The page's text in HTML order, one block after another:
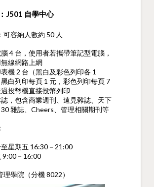
J501 自學中心
可容納人數約 50 人
4 台，使用者若攜帶筆記型電腦，
線網路上網
機 2 台（黑白及彩色列印各 1
白列印每頁 1 元，彩色列印每頁 7
投幣機直接投幣列印
，包含商業週刊、遠見雜誌、天下
雜誌、Cheers、管理相關期刊等
星期五 16:30－21:00
9:00－16:00
學院（分機 8022）